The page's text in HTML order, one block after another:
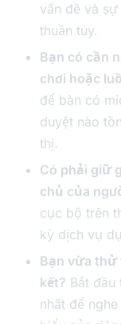
vấn đề và
thuần túy.
Bạn có cần
chơi hoặc
để bàn có
duyệt nào
thị.
Có phải giữ
chủ của
cục bộ trên
kỳ dịch vụ
Bạn vừa thử
kết? Bắt
nhất để